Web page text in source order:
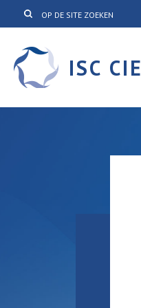
ISC CIE